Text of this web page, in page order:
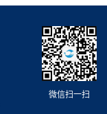
微信扫一扫